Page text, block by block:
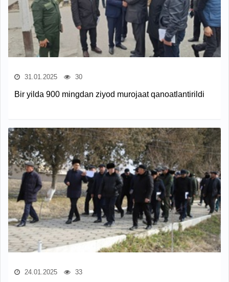
31.01.2025 30
Bir yilda 900 mingdan ziyod murojaat qanoatlantirildi
24.01.2025 33